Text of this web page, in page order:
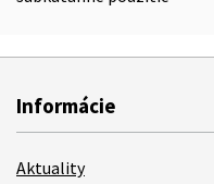
Informácie
Aktuality